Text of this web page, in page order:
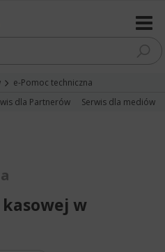
e-Pomoc techniczna
dla Partnerów
Serwis dla mediów
w